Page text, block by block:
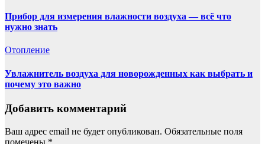
Прибор для измерения влажности воздуха — всё что
нужно знать
Отопление
Увлажнитель воздуха для новорожденных как выбрать и
почему это важно
Добавить комментарий
Ваш адрес email не будет опубликован. Обязательные поля
помечены *